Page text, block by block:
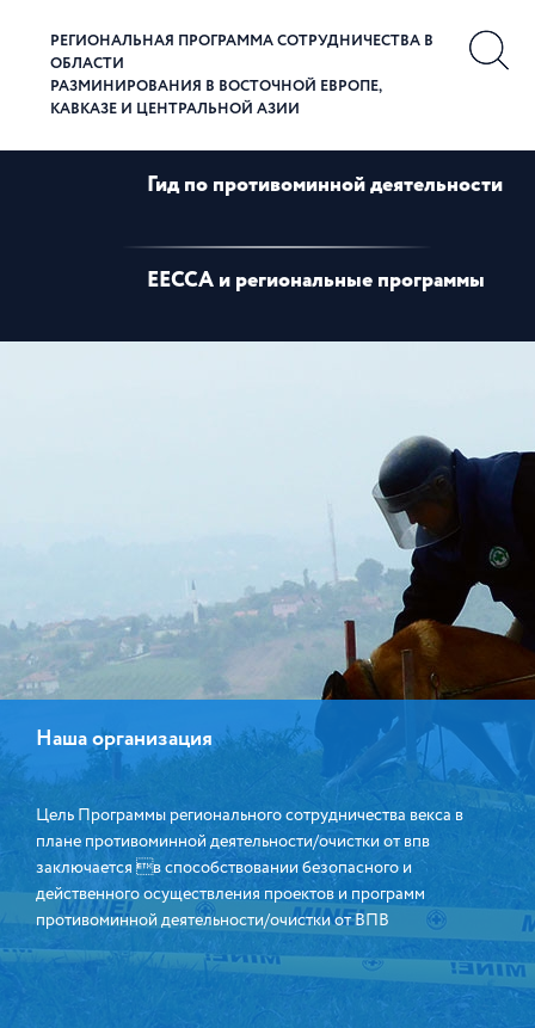
РЕГИОНАЛЬНАЯ ПРОГРАММА СОТРУДНИЧЕСТВА В
ОБЛАСТИ
РАЗМИНИРОВАНИЯ В ВОСТОЧНОЙ ЕВРОПЕ,
КАВКАЗЕ И ЦЕНТРАЛЬНОЙ АЗИИ
Гид по противоминной деятельности
EECCA и региональные программы
Наша организация
Цель Программы регионального сотрудничества векса в
плане противоминной деятельности/очистки от впв
заключается в способствовании безопасного и
действенного осуществления проектов и программ
противоминной деятельности/очистки от ВПВ